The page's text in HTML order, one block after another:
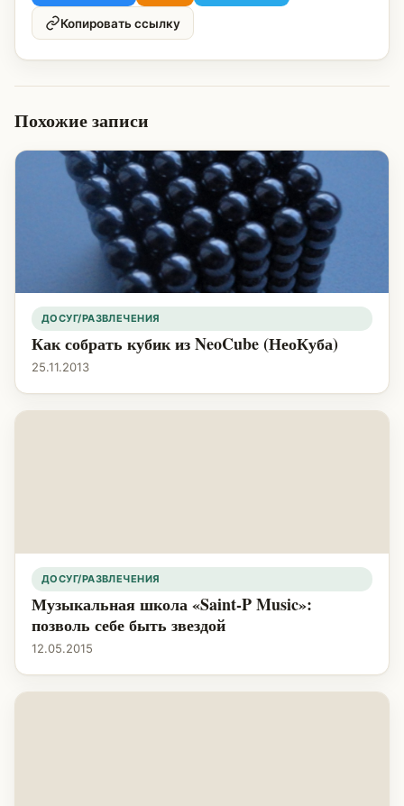
Копировать ссылку
Похожие записи
ДОСУГ/РАЗВЛЕЧЕНИЯ
Как собрать кубик из NeoCube (НеоКуба)
25.11.2013
ДОСУГ/РАЗВЛЕЧЕНИЯ
Музыкальная школа «Saint-P Music»:
позволь себе быть звездой
12.05.2015